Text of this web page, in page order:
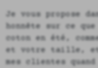
Je vous propose
honnête sur ce
coton en été,
et votre taille, et
mes clientes